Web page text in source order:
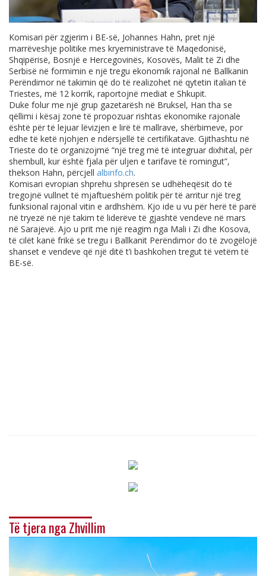
Komisari për zgjerim i BE-së, Johannes Hahn, pret një
marrëveshje politike mes kryeministrave të Maqedonisë,
Shqipërisë, Bosnjë e Hercegovinës, Kosovës, Malit të Zi dhe
Serbisë në formimin e një tregu ekonomik rajonal në Ballkanin
Perëndimor në takimin që do të realizohet në qytetin italian të
Triestes, më 12 korrik, raportojnë mediat e Shkupit.
Duke folur me një grup gazetarësh në Bruksel, Han tha se
qëllimi i kësaj zone të propozuar rishtas ekonomike rajonale
është për të lejuar lëvizjen e lirë të mallrave, shërbimeve, por
edhe të ketë njohjen e ndërsjellë të certifikatave. Gjithashtu në
Trieste do të organizojmë “një treg më të integruar dixhital, për
shembull, kur është fjala për uljen e tarifave të romingut”,
thekson Hahn, përcjell albinfo.ch.
Komisari evropian shprehu shpresën se udhëheqësit do të
tregojnë vullnet të mjaftueshëm politik për të arritur një treg
funksional rajonal vitin e ardhshëm. Kjo ide u vu për herë të parë
në tryezë në një takim të liderëve të gjashtë vendeve në mars
në Sarajevë. Ajo u prit me një reagim nga Mali i Zi dhe Kosova,
të cilët kanë frikë se tregu i Ballkanit Perëndimor do të zvogëlojë
shanset e vendeve që një ditë t’i bashkohen tregut të vetëm të
BE-së.
Të tjera nga Zhvillim